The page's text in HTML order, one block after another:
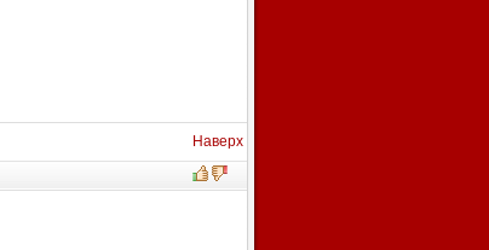
Наверх